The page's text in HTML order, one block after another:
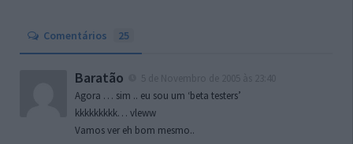
Comentários 25
Baratão
Agora … sim .. eu sou um ‘beta testers’
kkkkkkkkk… vleww
Vamos ver eh bom mesmo..